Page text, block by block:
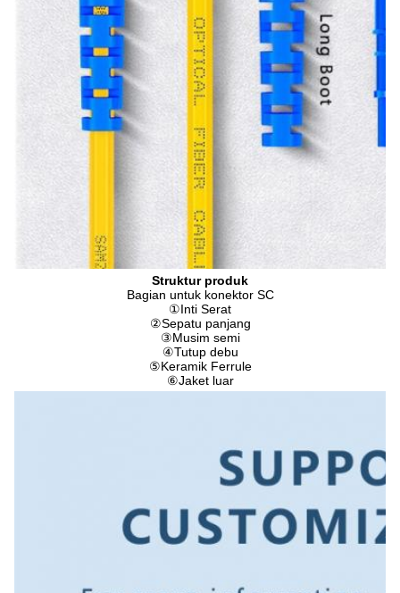
Struktur produk
Bagian untuk konektor SC
①Inti Serat
②Sepatu panjang
③Musim semi
④Tutup debu
⑤Keramik Ferrule
⑥Jaket luar